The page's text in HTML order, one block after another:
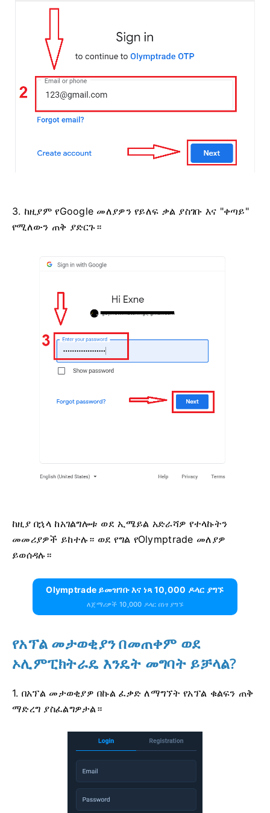
3. ከዚያም የGoogle መለያዎን የይለፍ ቃል ያስገቡ እና "ቀጣይ"
የሚለውን ጠቅ ያድርጉ።
ከዚያ በኋላ ከአገልግሎቱ ወደ ኢሜይል አድራሻዎ የተላኩትን
መመሪያዎች ይከተሉ። ወደ የግል የOlymptrade መለያዎ
ይወሰዳሉ።
Olymptrade ይመዝገቡ እና ነጻ 10,000 ዶላር ያግኙ
ለጀማሪዎች 10,000 ዶላር በነፃ ያግኙ
የአፕል መታወቂያን በመጠቀም ወደ
ኦሊምፒክትራዴ እንዴት መግባት ይቻላል?
1. በአፕል መታወቂያዎ በኩል ፈቃድ ለማግኘት የአፕል ቁልፍን ጠቅ
ማድረግ ያስፈልግዎታል።